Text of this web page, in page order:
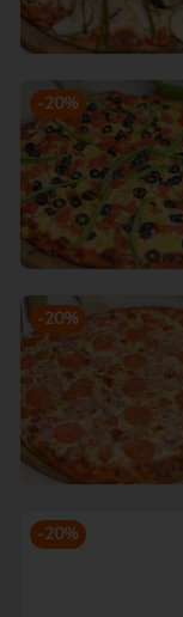
-20%
-20%
-20%